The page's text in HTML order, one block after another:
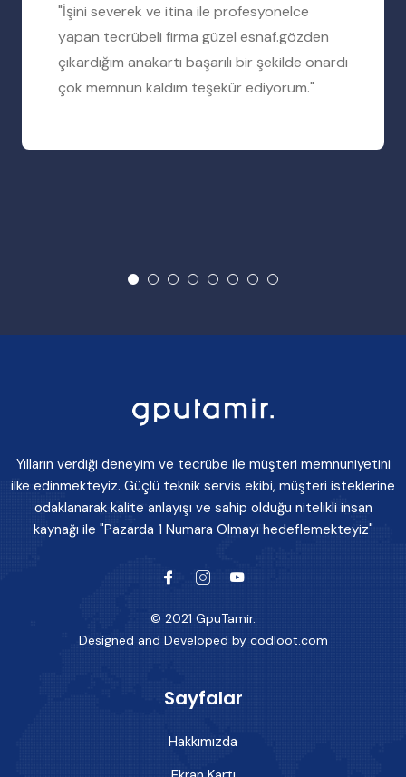
"İşini severek ve itina ile profesyonelce
yapan tecrübeli firma güzel esnaf.gözden
çıkardığım anakartı başarılı bir şekilde onardı
çok memnun kaldım teşekür ediyorum."
Yılların verdiği deneyim ve tecrübe ile müşteri memnuniyetini
ilke edinmekteyiz. Güçlü teknik servis ekibi, müşteri isteklerine
odaklanarak kalite anlayışı ve sahip olduğu nitelikli insan
kaynağı ile "Pazarda 1 Numara Olmayı hedeflemekteyiz"
© 2021 GpuTamir.
Designed and Developed by codloot.com
Sayfalar
Hakkımızda